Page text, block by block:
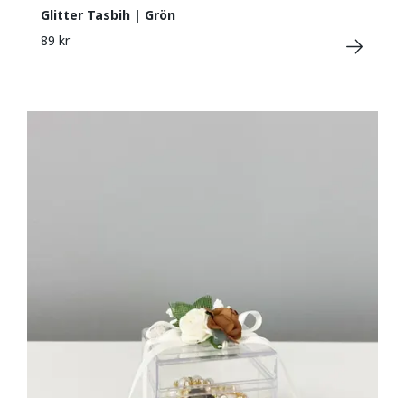
Glitter Tasbih | Grön
89 kr